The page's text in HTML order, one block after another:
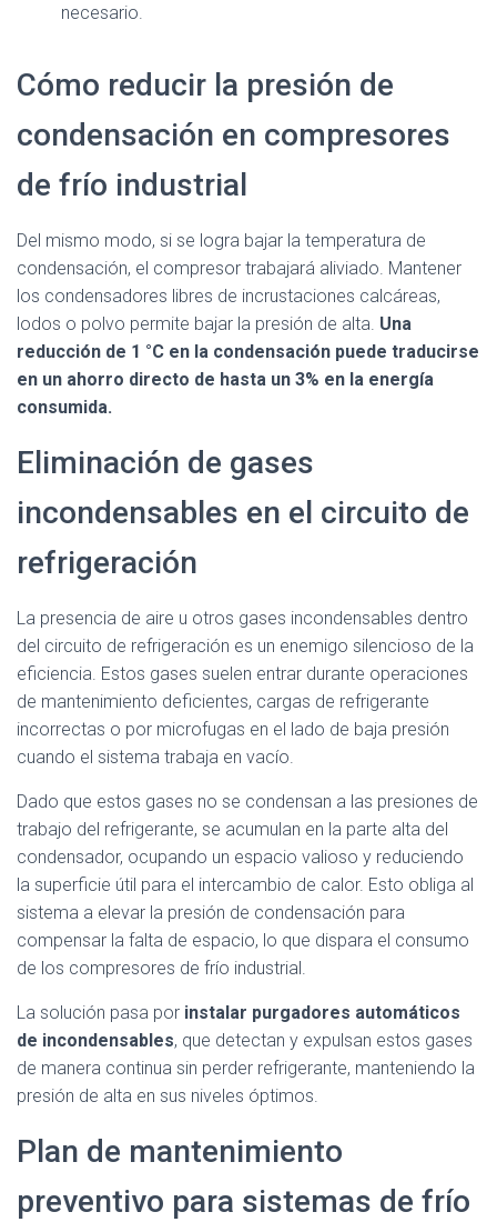
necesario.
Cómo reducir la presión de
condensación en compresores
de frío industrial
Del mismo modo, si se logra bajar la temperatura de
condensación, el compresor trabajará aliviado. Mantener
los condensadores libres de incrustaciones calcáreas,
lodos o polvo permite bajar la presión de alta. Una
reducción de 1 °C en la condensación puede traducirse
en un ahorro directo de hasta un 3% en la energía
consumida.
Eliminación de gases
incondensables en el circuito de
refrigeración
La presencia de aire u otros gases incondensables dentro
del circuito de refrigeración es un enemigo silencioso de la
eficiencia. Estos gases suelen entrar durante operaciones
de mantenimiento deficientes, cargas de refrigerante
incorrectas o por microfugas en el lado de baja presión
cuando el sistema trabaja en vacío.
Dado que estos gases no se condensan a las presiones de
trabajo del refrigerante, se acumulan en la parte alta del
condensador, ocupando un espacio valioso y reduciendo
la superficie útil para el intercambio de calor. Esto obliga al
sistema a elevar la presión de condensación para
compensar la falta de espacio, lo que dispara el consumo
de los compresores de frío industrial.
La solución pasa por instalar purgadores automáticos
de incondensables, que detectan y expulsan estos gases
de manera continua sin perder refrigerante, manteniendo la
presión de alta en sus niveles óptimos.
Plan de mantenimiento
preventivo para sistemas de frío